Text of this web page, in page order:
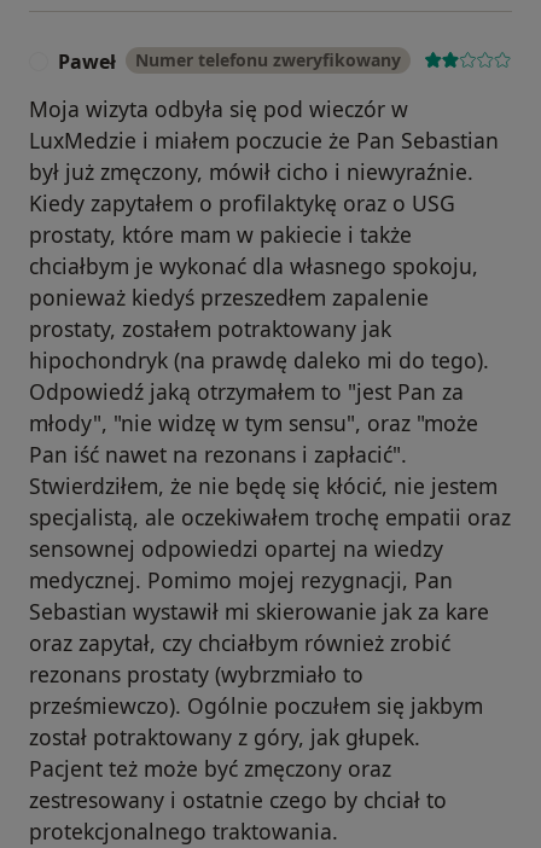
Paweł Numer telefonu zweryfikowany
Moja wizyta odbyła się pod wieczór w
LuxMedzie i miałem poczucie że Pan Sebastian
był już zmęczony, mówił cicho i niewyraźnie.
Kiedy zapytałem o profilaktykę oraz o USG
prostaty, które mam w pakiecie i także
chciałbym je wykonać dla własnego spokoju,
ponieważ kiedyś przeszedłem zapalenie
prostaty, zostałem potraktowany jak
hipochondryk (na prawdę daleko mi do tego).
Odpowiedź jaką otrzymałem to "jest Pan za
młody", "nie widzę w tym sensu", oraz "może
Pan iść nawet na rezonans i zapłacić".
Stwierdziłem, że nie będę się kłócić, nie jestem
specjalistą, ale oczekiwałem trochę empatii oraz
sensownej odpowiedzi opartej na wiedzy
medycznej. Pomimo mojej rezygnacji, Pan
Sebastian wystawił mi skierowanie jak za kare
oraz zapytał, czy chciałbym również zrobić
rezonans prostaty (wybrzmiało to
prześmiewczo). Ogólnie poczułem się jakbym
został potraktowany z góry, jak głupek.
Pacjent też może być zmęczony oraz
zestresowany i ostatnie czego by chciał to
protekcjonalnego traktowania.